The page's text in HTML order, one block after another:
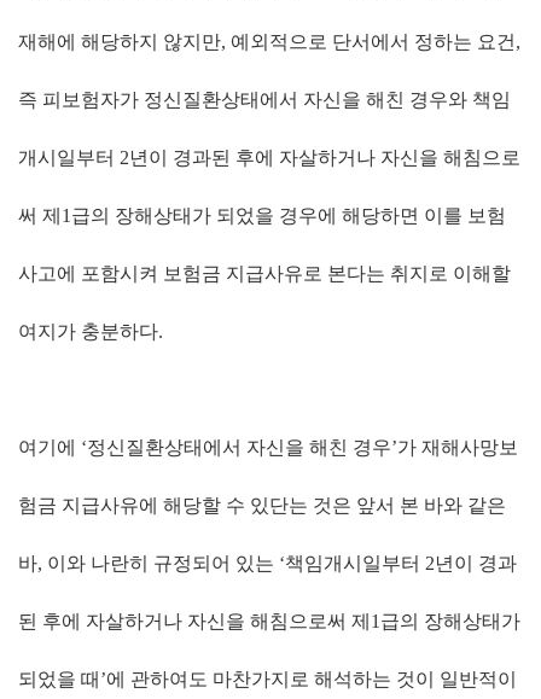
재해에 해당하지 않지만, 예외적으로 단서에서 정하는 요건 ,
즉 피보험자가 정신질환상태에서 자신을 해친 경우와 책임
개시일부터 2년이 경과된 후에 자살하거나 자신을 해침으로
써 제 1 급의 장해상태가 되었을 경우에 해당하면 이를 보험
사고에 포함시켜 보험금 지급사유로 본다는 취지로 이해할
여지가 충분하다.
여기에 ‘정신질환상태에서 자신을 해친 경우’가 재해사망보
험금 지급사유에 해당할 수 있단는 것은 앞서 본 바와 같은
바, 이와 나란히 규정되어 있는 ‘책임개시일부터 2년이 경과
된 후에 자살하거나 자신을 해침으로써 제 1 급의 장해상태가
되었을 때 ’에 관하여도 마찬가지로 해석하는 것이 일반적이